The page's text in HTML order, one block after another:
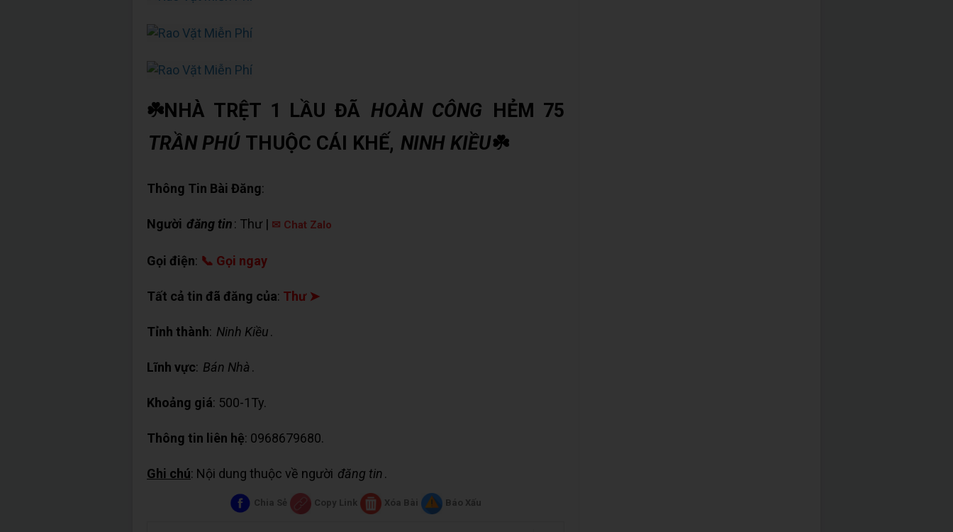
☘️NHÀ TRỆT 1 LẦU ĐÃ HOÀN CÔNG HẺM 75
TRẦN PHÚ THUỘC CÁI KHẾ, NINH KIỀU☘️
Thông Tin Bài Đăng:
Người đăng tin: Thư | ✉ Chat Zalo
Gọi điện: 📞 Gọi ngay
Tất cả tin đã đăng của: Thư ➤
Tỉnh thành: Ninh Kiều.
Lĩnh vực: Bán Nhà .
Khoảng giá: 500-1Ty.
Thông tin liên hệ: 0968679680.
Ghi chú: Nội dung thuộc về người đăng tin.
Chia Sẻ Copy Link Xóa Bài Báo Xấu